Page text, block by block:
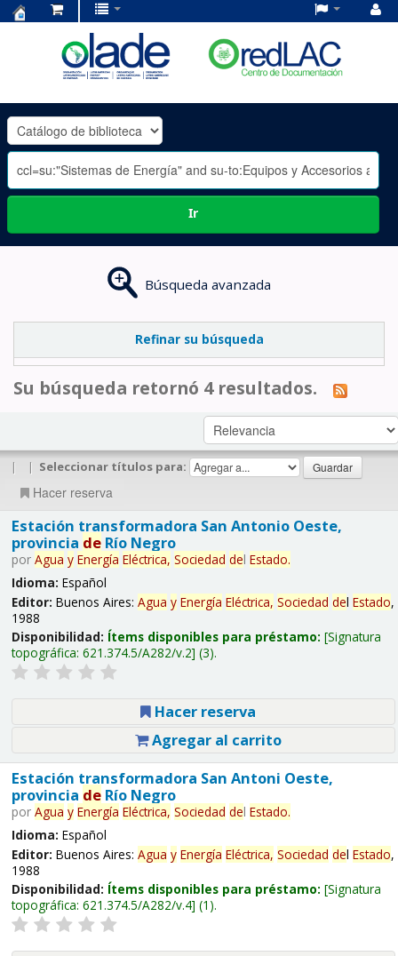
OLADE
-
Ir
Búsqueda avanzada
Refinar su búsqueda
Su búsqueda retornó 4 resultados.
| | Seleccionar títulos para:
Hacer reserva
Estación transformadora San Antonio Oeste,
provincia deRío Negro
por Agua y Energía Eléctrica, Sociedad del Estado.
Idioma: Español
Editor: Buenos Aires: Agua y Energía Eléctrica, Sociedad del Estado,
1988
Disponibilidad: Ítems disponibles para préstamo: Signatura
topográfica: 621.374.5/A282/v.2 (3).
Hacer reserva
Agregar al carrito
Estación transformadora San Antoni Oeste,
provincia deRío Negro
por Agua y Energía Eléctrica, Sociedad del Estado.
Idioma: Español
Editor: Buenos Aires: Agua y Energía Eléctrica, Sociedad del Estado,
1988
Disponibilidad: Ítems disponibles para préstamo: Signatura
topográfica: 621.374.5/A282/v.4 (1).